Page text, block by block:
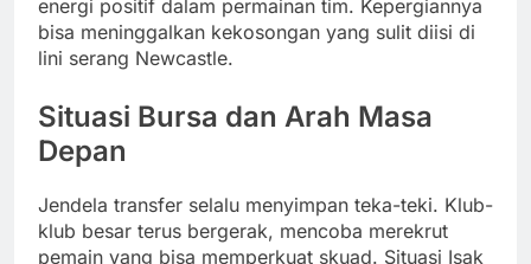
energi positif dalam permainan tim. Kepergiannya
bisa meninggalkan kekosongan yang sulit diisi di
lini serang Newcastle.
Situasi Bursa dan Arah Masa
Depan
Jendela transfer selalu menyimpan teka-teki. Klub-
klub besar terus bergerak, mencoba merekrut
pemain yang bisa memperkuat skuad. Situasi Isak